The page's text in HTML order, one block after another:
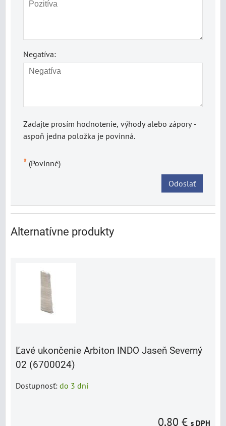
Negatíva:
Zadajte prosím hodnotenie, výhody alebo zápory -
aspoň jedna položka je povinná.
* (Povinné)
Odoslať
Alternatívne produkty
Ľavé ukončenie Arbiton INDO Jaseň Severný
02 (6700024)
Dostupnosť: do 3 dní
0,80 € s DPH